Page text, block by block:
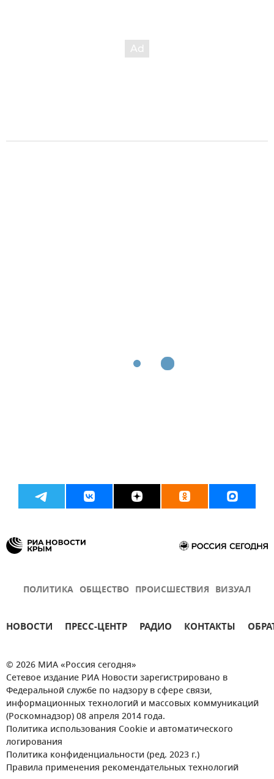
ПОЛИТИКА ОБЩЕСТВО ПРОИСШЕСТВИЯ ВИЗУАЛ
НОВОСТИ ПРЕСС-ЦЕНТР РАДИО КОНТАКТЫ
© 2026 МИА «Россия сегодня»
Сетевое издание РИА Новости зарегистрировано в
Федеральной службе по надзору в сфере связи,
информационных технологий и массовых коммуникаций
(Роскомнадзор) 08 апреля 2014 года.
Политика использования Cookie и автоматического
логирования
Политика конфиденциальности (ред. 2023 г.)
Правила применения рекомендательных технологий